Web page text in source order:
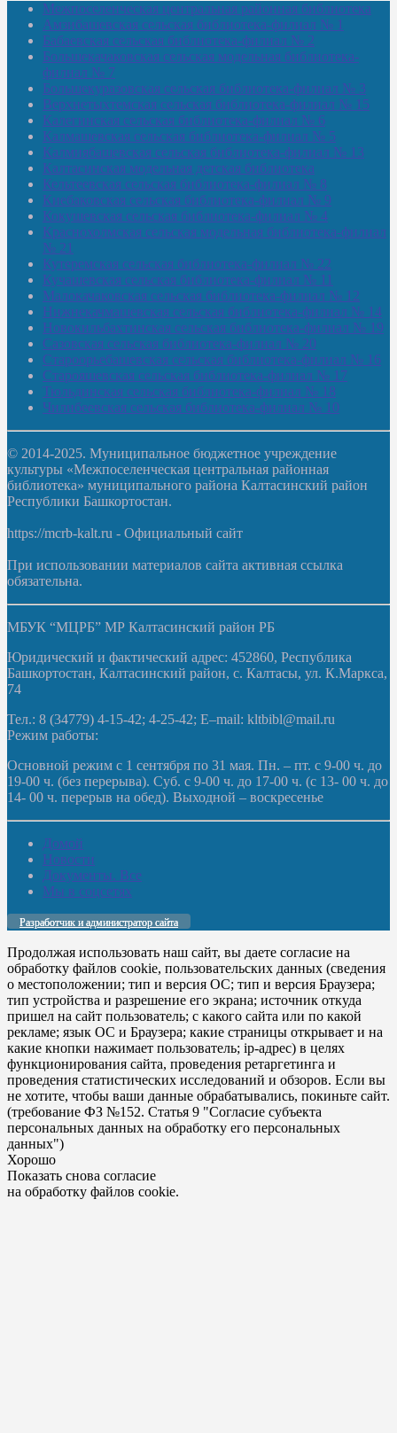
Межпоселенческая центральная районная библиотека
Амзибашевская сельская библиотека-филиал № 1
Бабаевская сельская библиотека-филиал № 2
Большекачаковская сельская модельная библиотека-
филиал № 7
Большекуразовская сельская библиотека-филиал № 3
Верхнетыхтемская сельская библиотека-филиал № 15
Калегинская сельская библиотека-филиал № 6
Калмашевская сельская библиотека-филиал № 5
Калмиябашевская сельская библиотека-филиал № 13
Калтасинская модельная детская библиотека
Кельтеевская сельская библиотека-филиал № 8
Киебаковская сельская библиотека-филиал № 9
Кокушевская сельская библиотека-филиал № 4
Краснохолмская сельская модельная библиотека-филиал
№ 21
Кутеремская сельская библиотека-филиал № 22
Кучашевская сельская библиотека-филиал № 11
Малокачаковская сельская библиотека-филиал № 12
Нижнекачмашевская сельская библиотека-филиал № 14
Новокильбахтинская сельская библиотека-филиал № 19
Сазовская сельская библиотека-филиал № 20
Староорьебашевская сельская библиотека-филиал № 16
Старояшевская сельская библиотека-филиал № 17
Тюльдинская сельская библиотека-филиал № 18
Чилибеевская сельская библиотека-филиал № 10
© 2014-2025. Муниципальное бюджетное учреждение
культуры «Межпоселенческая центральная районная
библиотека» муниципального района Калтасинский район
Республики Башкортостан.
https://mcrb-kalt.ru - Официальный сайт
При использовании материалов сайта активная ссылка
обязательна.
МБУК “МЦРБ” МР Калтасинский район РБ
Юридический и фактический адрес: 452860, Республика
Башкортостан, Калтасинский район, с. Калтасы, ул. К.Маркса,
74
Тел.: 8 (34779) 4-15-42; 4-25-42; E–mail: kltbibl@mail.ru
Режим работы:
Основной режим с 1 сентября по 31 мая. Пн. – пт. с 9-00 ч. до
19-00 ч. (без перерыва). Суб. с 9-00 ч. до 17-00 ч. (с 13- 00 ч. до
14- 00 ч. перерыв на обед). Выходной – воскресенье
Домой
Новости
Документы. Все
Мы в соцсетях
Разработчик и администратор сайта
Продолжая использовать наш сайт, вы даете согласие на
обработку файлов cookie, пользовательских данных (сведения
о местоположении; тип и версия ОС; тип и версия Браузера;
тип устройства и разрешение его экрана; источник откуда
пришел на сайт пользователь; с какого сайта или по какой
рекламе; язык ОС и Браузера; какие страницы открывает и на
какие кнопки нажимает пользователь; ip-адрес) в целях
функционирования сайта, проведения ретаргетинга и
проведения статистических исследований и обзоров. Если вы
не хотите, чтобы ваши данные обрабатывались, покиньте сайт.
(требование ФЗ №152. Статья 9 "Согласие субъекта
персональных данных на обработку его персональных
данных")
Хорошо
Показать снова согласие
на обработку файлов cookie.